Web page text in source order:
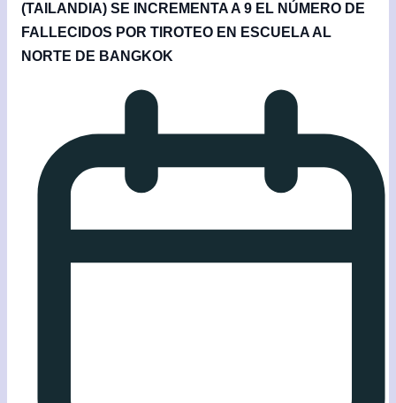
(TAILANDIA) SE INCREMENTA A 9 EL NÚMERO DE
FALLECIDOS POR TIROTEO EN ESCUELA AL
NORTE DE BANGKOK